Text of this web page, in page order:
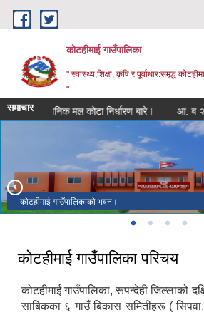
Skip to main content
कोटहीमाई गाउँपालिका
" स्वास्थ्य,शिक्षा, कृषि र पूर्वाधार:समृद्ध
"
समाचार
रासायनिक मल कोटा निर्धारण बारे l आ. ब
कोटहीमाई गाउँपालिकाको भवन।
कोटहीमाई गाउँपालिकामा रहेको गहुँ खेतीको फाँट ।
वडा नं ४ बैरघाटमा अवस्थित कोटहीमाई मन्दिर
अन्तर स्थानीय तह क्रिकेट बिजेता २०८०
कोटहीमाई गाउँपालिका परिचय
कोटहीमाई गाउँपालिका, रूपन्देही जिल्लाको
साबिकका ६ गाउँ बिकास समितीहरू (